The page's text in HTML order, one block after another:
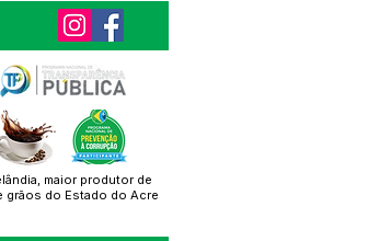
maior produtor de
grãos do Estado do Acre